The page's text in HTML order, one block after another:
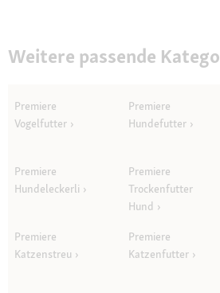
Weitere passende
Premiere
Vogelfutter
Premiere
Hundefutter
Premiere
Hundeleckerli
Premiere
Trockenfutter
Hund
Premiere
Katzenstreu
Premiere
Katzenfutter